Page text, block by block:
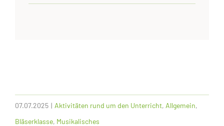
07.07.2025 | Aktivitäten rund um den Unterricht, Allgemein,
Bläserklasse, Musikalisches